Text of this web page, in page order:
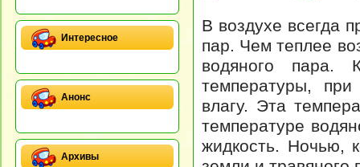
Интересное
Анонс
Архивы
В воздухе всегда
пар. Чем теплее
водяного пара.
температуры,
влагу. Эта
температуре
жидкость. Ночью,